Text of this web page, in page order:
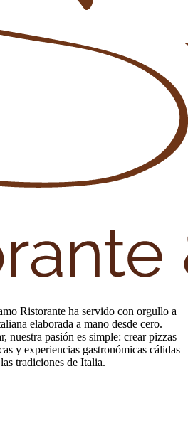
Ristorante ha servido con orgullo a
elaborada a mano desde cero.
nuestra pasión es simple: crear pizzas
y experiencias gastronómicas cálidas
tradiciones de Italia.